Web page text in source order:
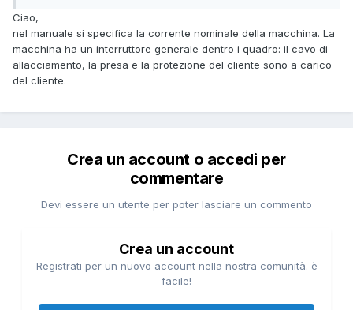
Ciao,
nel manuale si specifica la corrente nominale della macchina. La
macchina ha un interruttore generale dentro i quadro: il cavo di
allacciamento, la presa e la protezione del cliente sono a carico
del cliente.
Crea un account o accedi per
commentare
Devi essere un utente per poter lasciare un commento
Crea un account
Registrati per un nuovo account nella nostra comunità. è
facile!